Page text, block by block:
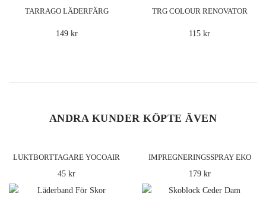
TARRAGO LÄDERFÄRG
149 kr
TRG COLOUR RENOVATOR
(FÄRGSPRAY)
115 kr
ANDRA KUNDER KÖPTE ÄVEN
LUKTBORTTAGARE YOCOAIR
45 kr
IMPREGNERINGSSPRAY EKO
179 kr